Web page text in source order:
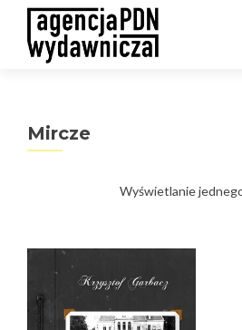
Mircze
Wyświetlanie